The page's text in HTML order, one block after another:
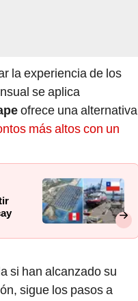
la experiencia de los
se aplica
ofrece una alternativa
más altos con un
si han alcanzado su
sigue los pasos a